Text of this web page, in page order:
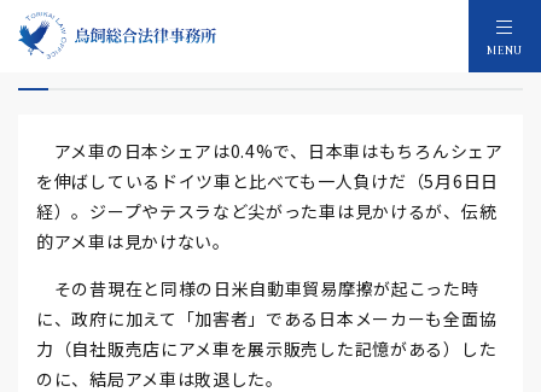
MENU
アメ車一人負け
アメ車の日本シェアは0.4%で、日本車はもちろんシェア
を伸ばしているドイツ車と比べても一人負けだ（5月6日日
経）。ジープやテスラなど尖がった車は見かけるが、伝統
的アメ車は見かけない。
その昔現在と同様の日米自動車貿易摩擦が起こった時
に、政府に加えて「加害者」である日本メーカーも全面協
力（自社販売店にアメ車を展示販売した記憶がある）した
のに、結局アメ車は敗退した。